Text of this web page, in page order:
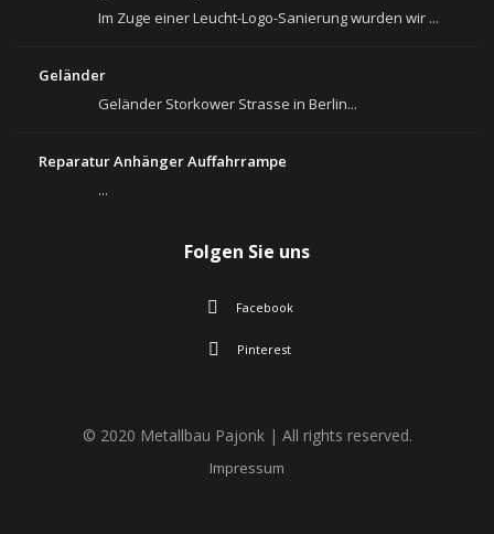
Im Zuge einer Leucht-Logo-Sanierung wurden wir ...
Geländer
Geländer Storkower Strasse in Berlin...
Reparatur Anhänger Auffahrrampe
...
Folgen Sie uns
Facebook
Pinterest
© 2020 Metallbau Pajonk | All rights reserved.
Impressum